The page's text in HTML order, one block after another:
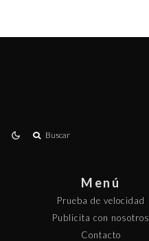
Buscar
Menú
Prueba de velocidad
Publicita con nosotros
Contacto